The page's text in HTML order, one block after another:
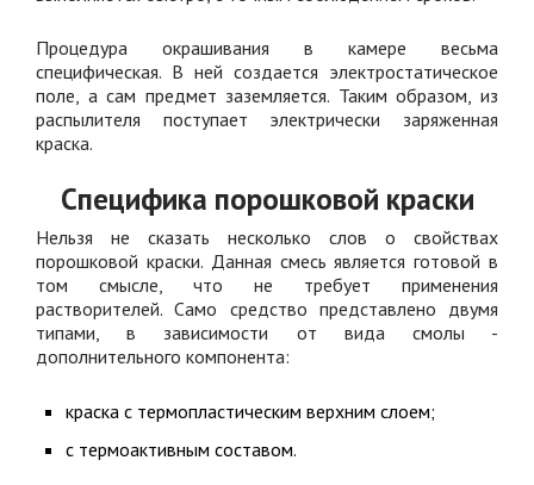
Процедура окрашивания в камере весьма
специфическая. В ней создается электростатическое
поле, а сам предмет заземляется. Таким образом, из
распылителя поступает электрически заряженная
краска.
Специфика порошковой краски
Нельзя не сказать несколько слов о свойствах
порошковой краски. Данная смесь является готовой в
том смысле, что не требует применения
растворителей. Само средство представлено двумя
типами, в зависимости от вида смолы -
дополнительного компонента:
краска с термопластическим верхним слоем;
с термоактивным составом.